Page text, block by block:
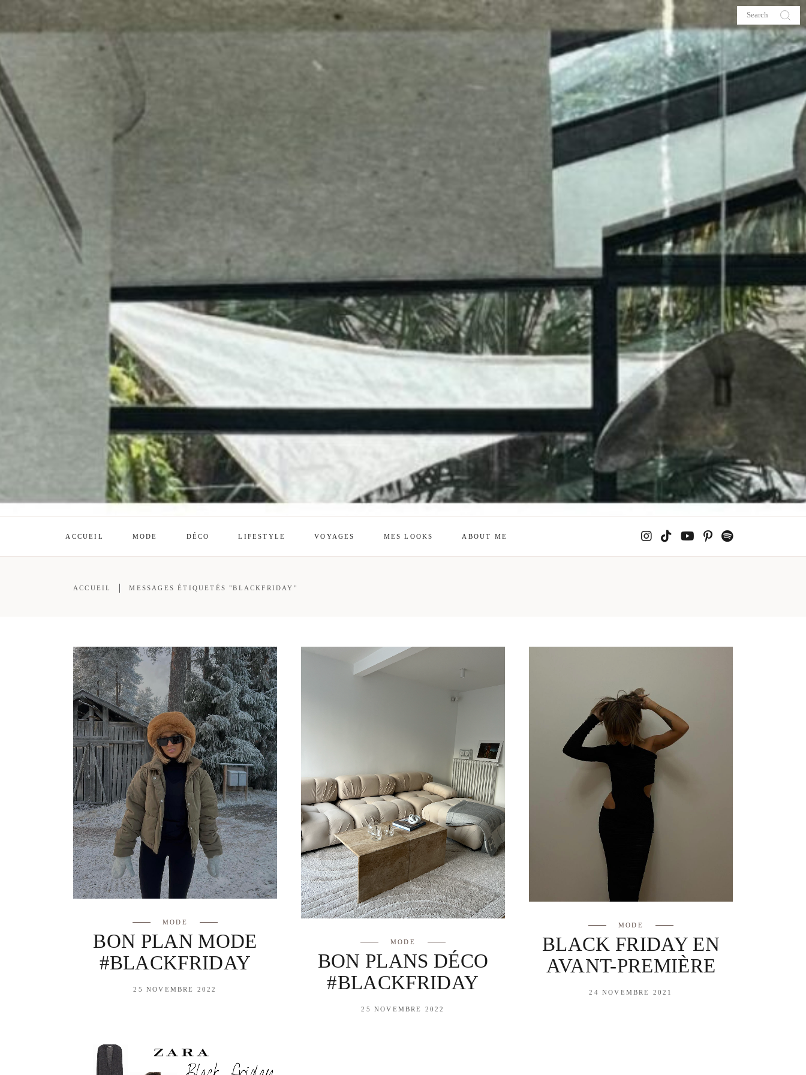
ACCUEIL MODE DÉCO LIFESTYLE VOYAGES MES LOOKS ABOUT ME
mes looks About me
Galehia
Voilà Beauté
ACCUEIL MESSAGES ÉTIQUETÉS "BLACKFRIDAY"
MODE
BON PLAN MODE
#BLACKFRIDAY
25 NOVEMBRE 2022
MODE
BON PLANS DÉCO
#BLACKFRIDAY
25 NOVEMBRE 2022
MODE
BLACK FRIDAY EN
AVANT-PREMIÈRE
24 NOVEMBRE 2021